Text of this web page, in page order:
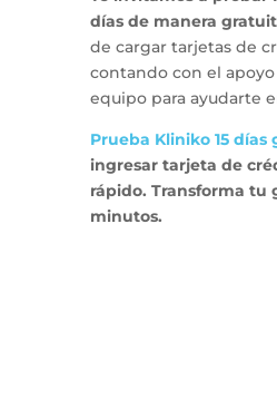
días de manera
de cargar tarjetas de
contando con el
equipo para ayudarte
Prueba Kliniko 15 días
ingresar tarjeta de
rápido. Transforma tu
minutos.